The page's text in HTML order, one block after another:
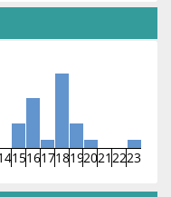
15161718192021 2223